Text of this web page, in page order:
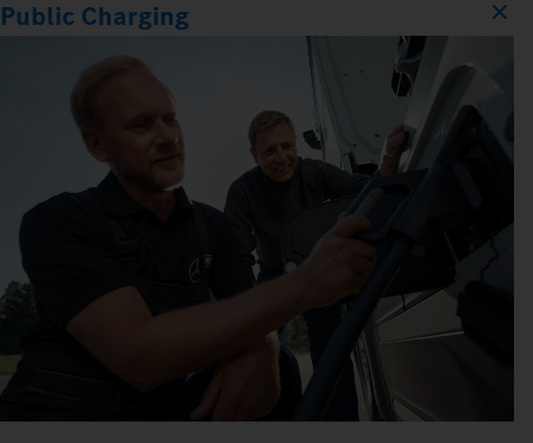
Public Charging